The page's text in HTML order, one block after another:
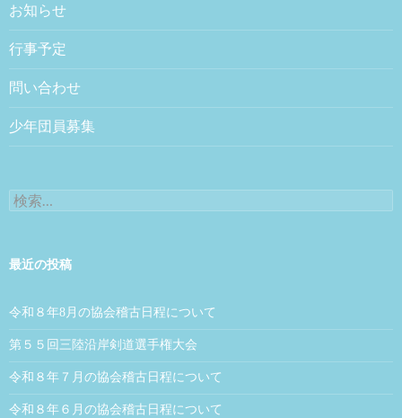
お知らせ
行事予定
問い合わせ
少年団員募集
検索:
最近の投稿
令和８年8月の協会稽古日程について
第５５回三陸沿岸剣道選手権大会
令和８年７月の協会稽古日程について
令和８年６月の協会稽古日程について